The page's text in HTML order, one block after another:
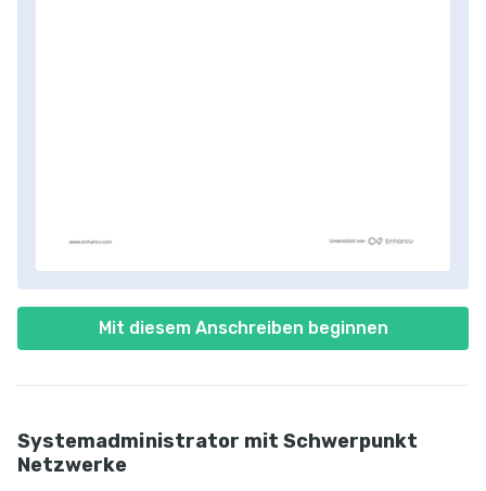
Mit diesem Anschreiben beginnen
Systemadministrator mit Schwerpunkt
Netzwerke